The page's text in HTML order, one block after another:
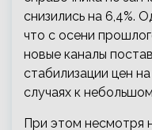
снизились на 6,4%.
что с осени
новые каналы
стабилизации цен
случаях к
При этом несмотря